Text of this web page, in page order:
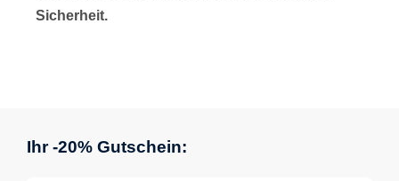
Sicherheit.
Ihr -20% Gutschein: